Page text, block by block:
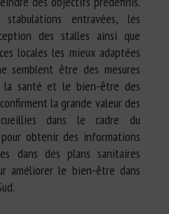
entravées, les
des stalles ainsi que
locales les mieux adaptées
semblent être des mesures
la santé et le bien-être des
la grande valeur des
dans le cadre du
obtenir des informations
dans des plans sanitaires
améliorer le bien-être dans